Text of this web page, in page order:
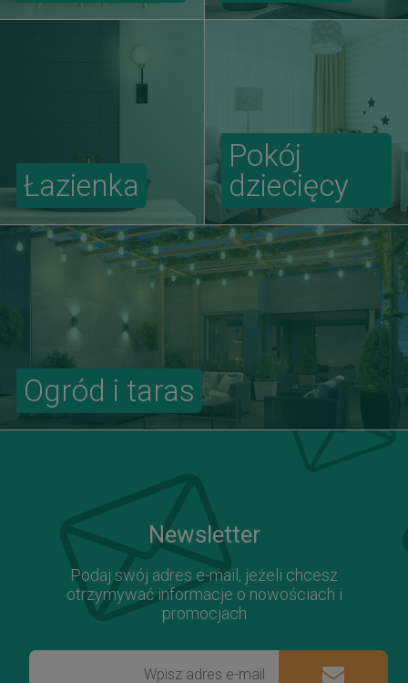
Ogród i taras
Łazienka
Pokój
dziecięcy
Newsletter
Podaj swój adres e-mail, jeżeli chcesz
otrzymywać informacje o nowościach i
promocjach